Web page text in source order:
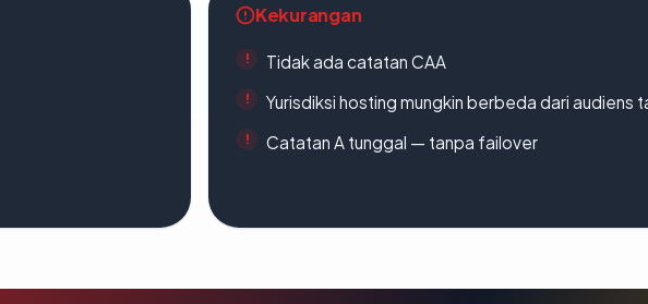
Kekurangan
Tidak ada catatan CAA
Yurisdiksi hosting mungkin berbeda dari audiens
Catatan A tunggal — tanpa failover